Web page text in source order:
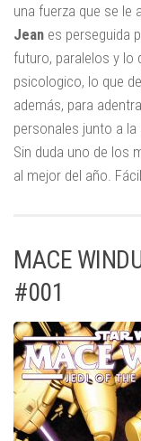
una fuerza que se le
Jean es perseguida
futuro, paralelos y lo
psicologico, lo que
además, para
personales junto a la
Sin duda uno de los
al mejor del año.
MACE
#001